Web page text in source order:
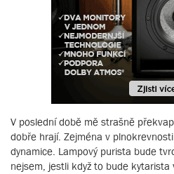
V poslední době mě strašně
dobře hrají. Zejména v
dynamice. Lampový purista bude
nejsem, jestli když to bude kytarista